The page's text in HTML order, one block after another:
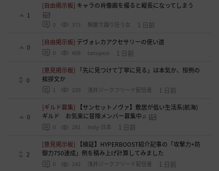
1
[自由掲示板] キャラの肖像画を撮ると縦長になってしまう
0 373 無敵で踊り狂う女 1 日前
0
[自由掲示板] デヴォレカアクセサリーの使い道
0 408 tanupon 1 日前
0
[意見掲示板]
「先に見つけて丁寧に見る」は本気か、恒例の
挨拶文か
1 239 浅井ジークフリード配信者 1 日前
0
[ギルド募集]
【サンセットノヴァ】敷居が低い生活系(航海)
ギルド お気楽に冒険メンバー募集中♫
0 281 Iroly-日本 1 日前
2
[意見掲示板]
【検証】HYPERBOOST紹介記事の「攻撃力+防
御力750達成」例を積み上げ計算してみました
0 242 浅井ジークフリード配信者 1 日前